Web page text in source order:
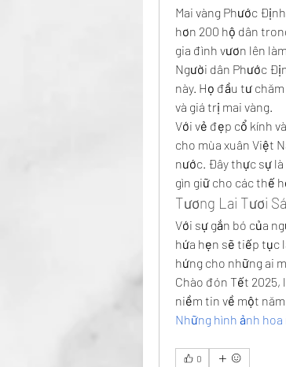
Mai vàng Phước
hơn 200 hộ dân
gia đình vươn lên
Người dân Phước
này. Họ đầu tư
và giá trị mai vàng.
Với vẻ đẹp cổ kính
cho mùa xuân Việt
nước. Đây thực sự
gìn giữ cho các thế
Tương Lai Tươi
Với sự gắn bó của
hứa hẹn sẽ tiếp tục
hứng cho những ai
Chào đón Tết 2025,
Những hình ảnh
0